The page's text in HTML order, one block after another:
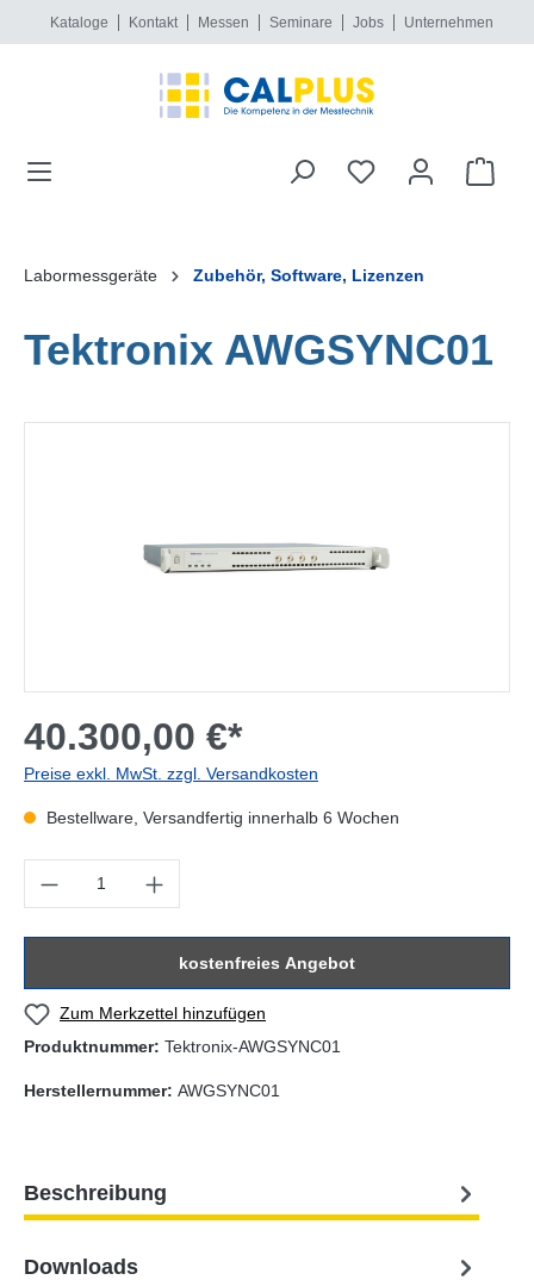
springen
Kataloge Kontakt Messen Seminare Jobs Unternehmen
Labormessgeräte Zubehör, Software, Lizenzen
Tektronix AWGSYNC01
40.300,00 €*
Preise exkl. MwSt. zzgl. Versandkosten
Bestellware, Versandfertig innerhalb 6 Wochen
kostenfreies Angebot
Zum Merkzettel hinzufügen
Produktnummer: Tektronix-AWGSYNC01
Herstellernummer: AWGSYNC01
Beschreibung
Downloads